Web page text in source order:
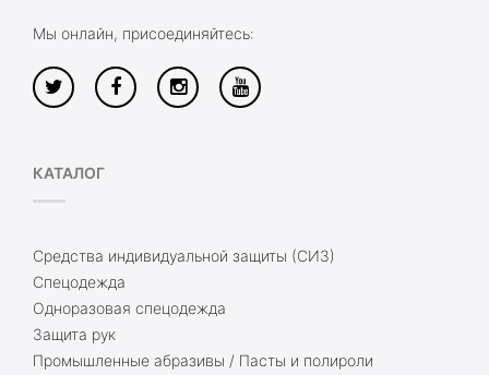
Мы онлайн, присоединяйтесь:
КАТАЛОГ
Средства индивидуальной защиты (СИЗ)
Спецодежда
Одноразовая спецодежда
Защита рук
Промышленные абразивы / Пасты и полироли